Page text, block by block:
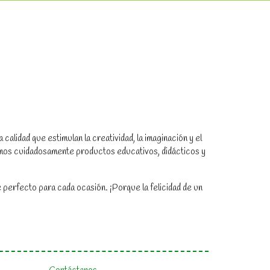
que estimulan la creatividad, la imaginación y el
cuidadosamente productos educativos, didácticos y
para cada ocasión. ¡Porque la felicidad de un